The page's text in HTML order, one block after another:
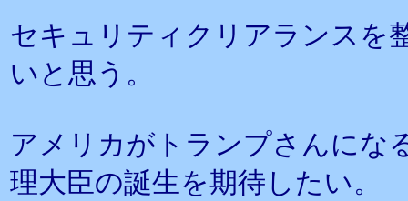
セキュリティクリアランスを
いと思う。
アメリカがトランプさんにな
理大臣の誕生を期待したい。